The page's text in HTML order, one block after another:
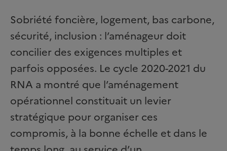
Sobriété foncière, logement, bas carbone,
sécurité, inclusion : l’aménageur doit
concilier des exigences multiples et
parfois opposées. Le cycle 2020-2021 du
RNA a montré que l’aménagement
opérationnel constituait un levier
stratégique pour organiser ces
compromis, à la bonne échelle et dans le